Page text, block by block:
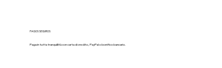
PAGOS SEGUROS
Paga in tutta tranquillità con carta di credito, PayPal o bonifico bancario.